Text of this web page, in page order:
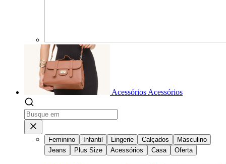
Acessórios Acessórios
Feminino Infantil Lingerie Calçados
Masculino
Jeans
Plus Size Acessórios Casa Oferta